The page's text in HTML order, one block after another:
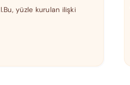
yüzle kurulan ilişki